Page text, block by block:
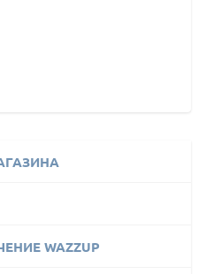
WAZZUP